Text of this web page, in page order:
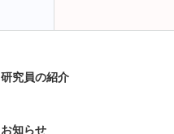
研究員の紹介
お知らせ